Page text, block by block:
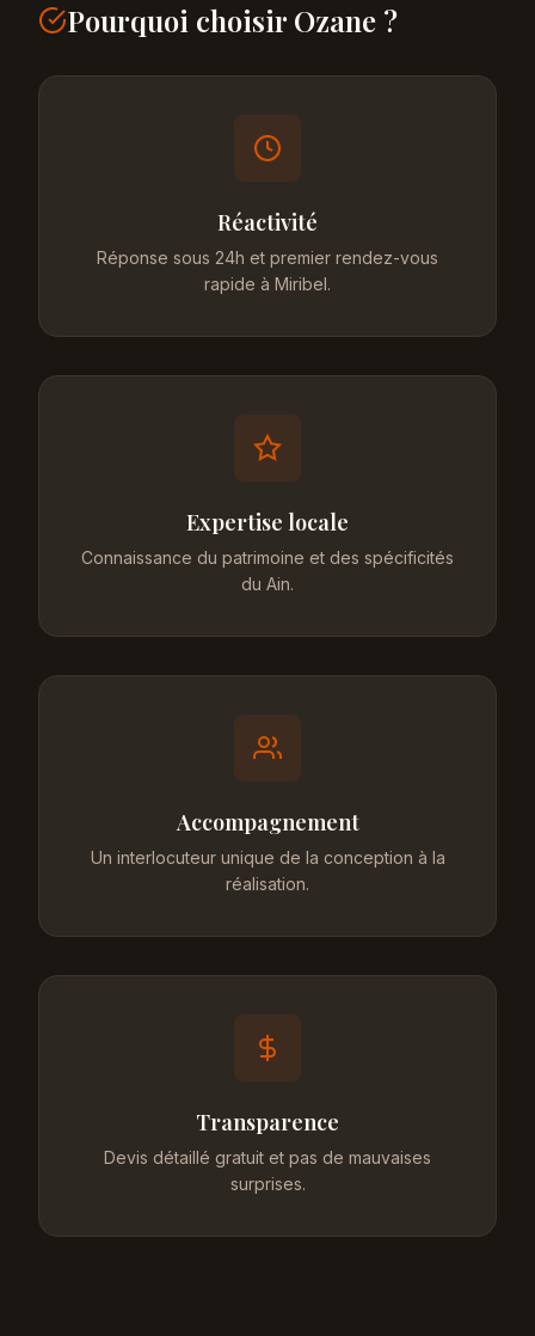
Pourquoi choisir Ozane ?
Réactivité
Réponse sous 24h et premier rendez-vous
rapide à Miribel.
Expertise locale
Connaissance du patrimoine et des spécificités
du Ain.
Accompagnement
Un interlocuteur unique de la conception à la
réalisation.
Transparence
Devis détaillé gratuit et pas de mauvaises
surprises.